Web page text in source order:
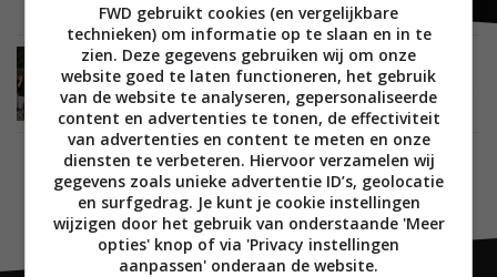
MOBILE 30 AUGUSTUS 2016
‘Makers Oculus Rift werken aan een eigen tablet
met Marshmallow’
FWD gebruikt cookies (en vergelijkbare
technieken) om informatie op te slaan en in te
zien. Deze gegevens gebruiken wij om onze
website goed te laten functioneren, het gebruik
van de website te analyseren, gepersonaliseerde
content en advertenties te tonen, de effectiviteit
van advertenties en content te meten en onze
diensten te verbeteren. Hiervoor verzamelen wij
gegevens zoals unieke advertentie ID’s, geolocatie
en surfgedrag. Je kunt je cookie instellingen
wijzigen door het gebruik van onderstaande 'Meer
opties' knop of via 'Privacy instellingen
aanpassen' onderaan de website.